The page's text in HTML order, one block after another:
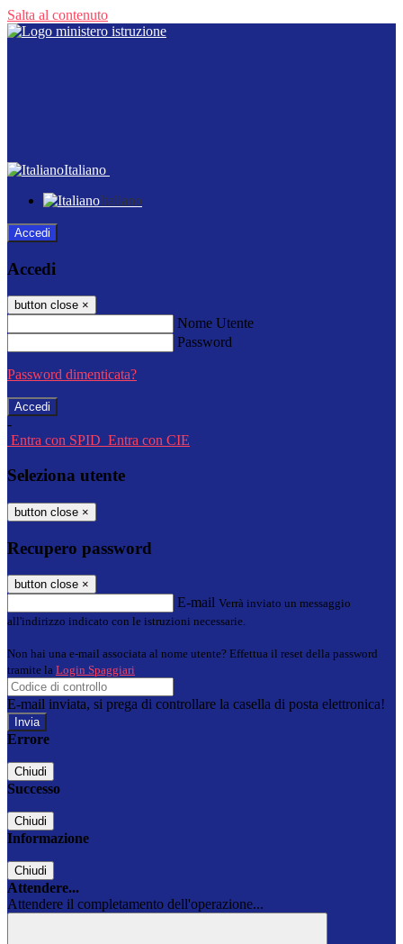
Salta al contenuto
Italiano
Italiano
Accedi
Accedi
button close ×
Nome Utente
Password
Password dimenticata?
-
Entra con SPID Entra con CIE
Seleziona utente
button close ×
Recupero password
button close ×
E-mail Verrà inviato un messaggio
all'indirizzo indicato con le istruzioni necessarie.
Non hai una e-mail associata al nome utente? Effettua il reset della password
tramite la Login Spaggiari
E-mail inviata, si prega di controllare la casella di posta elettronica!
Errore
Chiudi
Successo
Chiudi
Informazione
Chiudi
Attendere...
Attendere il completamento dell'operazione...